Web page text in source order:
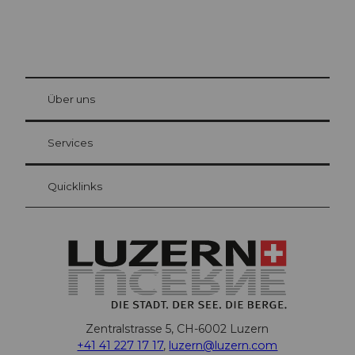
Gästekarte Luzern
Ihre Vorteile als Übernachtungsgast
at Bre
Über uns
Services
Quicklinks
Zentralstrasse 5, CH-6002 Luzern
+41 41 227 17 17, luzern@luzern.com